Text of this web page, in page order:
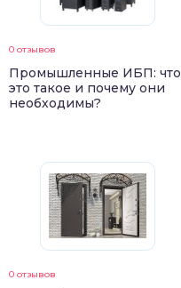
0 отзывов
Промышленные ИБП: что
это такое и почему они
необходимы?
0 отзывов